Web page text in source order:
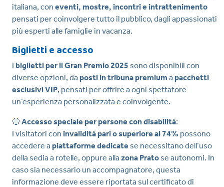
italiana, con eventi, mostre, incontri e intrattenimento
pensati per coinvolgere tutto il pubblico, dagli appassionati
più esperti alle famiglie in vacanza.
Biglietti e accesso
I biglietti per il Gran Premio 2025 sono disponibili con
diverse opzioni, da posti in tribuna premium a pacchetti
esclusivi VIP, pensati per offrire a ogni spettatore
un’esperienza personalizzata e coinvolgente.
🔵 Accesso speciale per persone con disabilità:
I visitatori con invalidità pari o superiore al 74% possono
accedere a piattaforme dedicate se necessitano dell’uso
della sedia a rotelle, oppure alla zona Prato se autonomi. In
caso sia necessario un accompagnatore, questa
informazione deve essere riportata sul certificato di